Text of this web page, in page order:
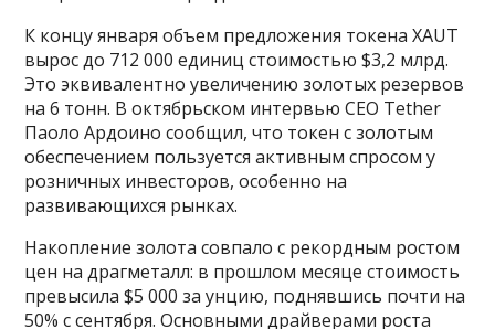
К концу января объем предложения токена XAUT
вырос до 712 000 единиц стоимостью $3,2 млрд.
Это эквивалентно увеличению золотых резервов
на 6 тонн. В октябрьском интервью CEO Tether
Паоло Ардоино сообщил, что токен с золотым
обеспечением пользуется активным спросом у
розничных инвесторов, особенно на
развивающихся рынках.
Накопление золота совпало с рекордным ростом
цен на драгметалл: в прошлом месяце стоимость
превысила $5 000 за унцию, поднявшись почти на
50% с сентября. Основными драйверами роста